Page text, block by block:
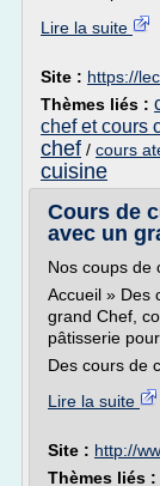
Lire la suite
Site : https://
Thèmes liés :
chef et cours
chef / cours
cuisine
Cours de
avec un
Nos coups de
Accueil » Des
grand Chef,
pâtisserie
Des cours de
Lire la suite
Site : http://
Thèmes liés :